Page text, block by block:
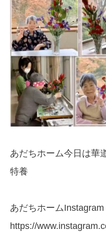
あだちホーム今日は華
特養
あだちホームInstagram
https://